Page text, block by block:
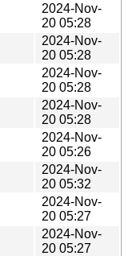
2024-Nov-
20 05:28
2024-Nov-
20 05:28
2024-Nov-
20 05:28
2024-Nov-
20 05:28
2024-Nov-
20 05:26
2024-Nov-
20 05:32
2024-Nov-
20 05:27
2024-Nov-
20 05:27